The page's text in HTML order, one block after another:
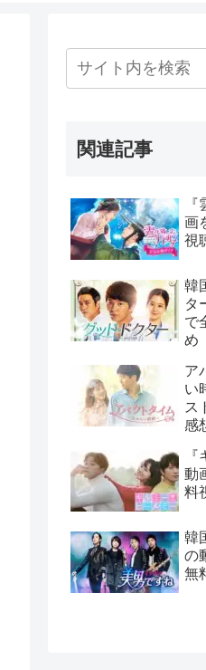
関連記事
画
視
韓
タ
で
め
ア
い
ス
感
動
料
韓
の
無